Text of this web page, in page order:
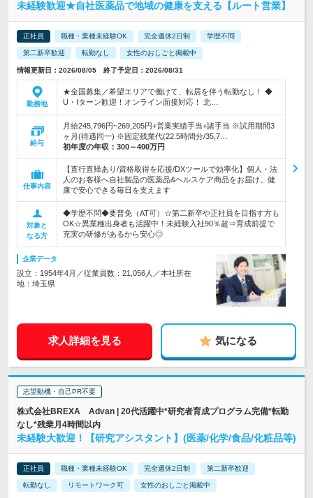
未経験歓迎★自社医薬品で地域の健康を支える【ルート営業】
正社員 職種・業種未経験OK 完全週休2日制 学歴不問
第二新卒歓迎 転勤なし 女性のおしごと掲載中
情報更新日：2026/08/05 終了予定日：2026/08/31
勤務地
★全国募集／希望エリアで働けて、転居を伴う転勤なし！ ◆
U・Iターン歓迎！オンライン面接対応！ 北…
給与
月給245,796円~269,205円+営業実績手当+諸手当 ※試用期間3
ヶ月(待遇同一) ※固定残業代(22.5時間分/35,7…
初年度の年収： 300～400万円
仕事内容
【直行直帰あり/資格取得を応援/DXツールで効率化】個人・法
人のお客様へ自社製品の医薬品&ヘルスケア商品をお届け。健
康で安心できる毎日を支えます
対象と
なる方
◆学歴不問◆要普免（AT可）☆第二新卒や正社員を目指す方も
OK☆異業種出身者も活躍中！未経験入社90％超⇒育成前提で
充実の研修があるから安心◎
企業データ
設立：1954年4月／従業員数：21,056人／本社所在
地：埼玉県
求人詳細を見る 気になる
志望動機・自己PR不要
株式会社BREXA Advan | 20代活躍中*研究者育成プログラム完備*転勤
なし*残業月4時間以内
未経験大歓迎！【研究アシスタント】(医薬/化学/食品/化粧品等)
正社員 職種・業種未経験OK 完全週休2日制 第二新卒歓迎
転勤なし リモートワーク可 女性のおしごと掲載中